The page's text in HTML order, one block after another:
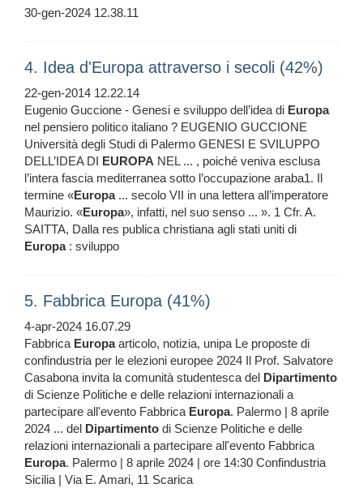
30-gen-2024 12.38.11
4. Idea d'Europa attraverso i secoli (42%)
22-gen-2014 12.22.14
Eugenio Guccione - Genesi e sviluppo dell’idea di Europa
nel pensiero politico italiano ? EUGENIO GUCCIONE
Università degli Studi di Palermo GENESI E SVILUPPO
DELL’IDEA DI EUROPA NEL ... , poiché veniva esclusa
l’intera fascia mediterranea sotto l’occupazione araba1. Il
termine «Europa... secolo VII in una lettera all’imperatore
Maurizio. «Europa», infatti, nel suo senso ... ». 1 Cfr. A.
SAITTA, Dalla res publica christiana agli stati uniti di
Europa: sviluppo
5. Fabbrica Europa (41%)
4-apr-2024 16.07.29
Fabbrica Europaarticolo, notizia, unipa Le proposte di
confindustria per le elezioni europee 2024 Il Prof. Salvatore
Casabona invita la comunità studentesca del Dipartimento
di Scienze Politiche e delle relazioni internazionali a
partecipare all'evento Fabbrica Europa. Palermo | 8 aprile
2024 ... del Dipartimento di Scienze Politiche e delle
relazioni internazionali a partecipare all'evento Fabbrica
Europa. Palermo | 8 aprile 2024 | ore 14:30 Confindustria
Sicilia | Via E. Amari, 11 Scarica